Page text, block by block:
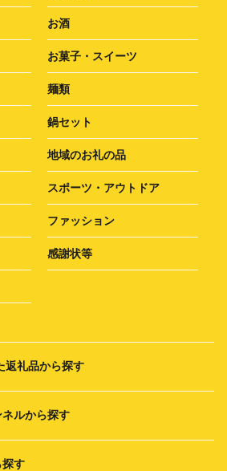
お酒
お菓子・スイーツ
麺類
鍋セット
地域のお礼の品
スポーツ・アウトドア
ファッション
感謝状等
返礼品から探す
ルから探す
探す